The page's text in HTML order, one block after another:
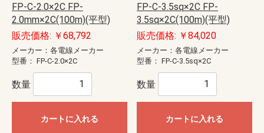
FP-C-2.0×2C FP-
2.0mm×2C(100m)(平型)
販売価格: ￥68,792
メーカー：各電線メーカー
型番： FP-C-2.0×2C
数量
カートに入れる
FP-C-3.5sq×2C FP-
3.5sq×2C(100m)(平型)
販売価格: ￥84,020
メーカー：各電線メーカー
型番： FP-C-3.5sq×2C
数量
カートに入れる